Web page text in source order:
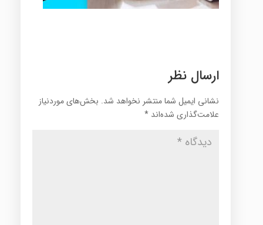
ارسال نظر
نشانی ایمیل شما منتشر نخواهد شد. بخش‌های موردنیاز
علامت‌گذاری شده‌اند *